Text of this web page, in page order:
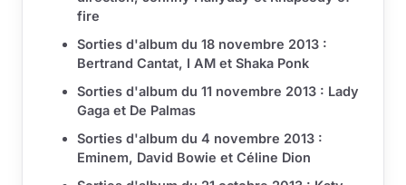
fire
Sorties d'album du 18 novembre 2013 :
Bertrand Cantat, I AM et Shaka Ponk
Sorties d'album du 11 novembre 2013 : Lady
Gaga et De Palmas
Sorties d'album du 4 novembre 2013 :
Eminem, David Bowie et Céline Dion